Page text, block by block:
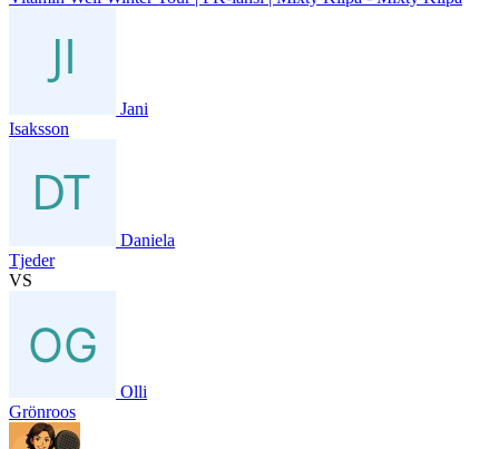
Jani
Isaksson
Daniela
Tjeder
VS
Olli
Grönroos